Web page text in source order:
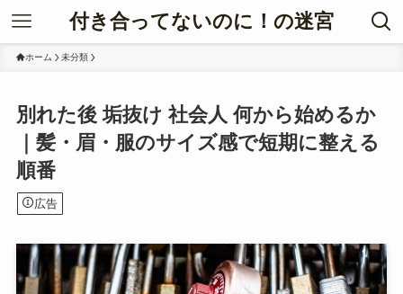
付き合ってないのに！の迷宮
ホーム 未分類
別れた後 垢抜け 社会人 何から始めるか
｜髪・眉・服のサイズ感で短期に整える
順番
広告